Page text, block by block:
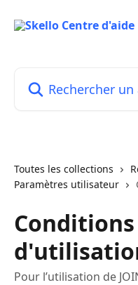
Toutes les collections
Paramètres utilisateur
Pour l’utilisation de